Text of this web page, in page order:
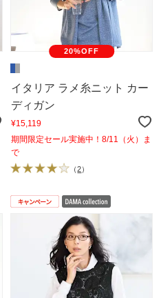
20%OFF
イタリア ラメ糸ニット カー
ディガン
¥15,119
期間限定セール実施中！8/11（火）ま
で
（2）